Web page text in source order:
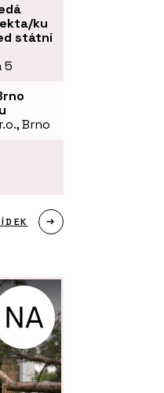
ku
státní
5
Brno